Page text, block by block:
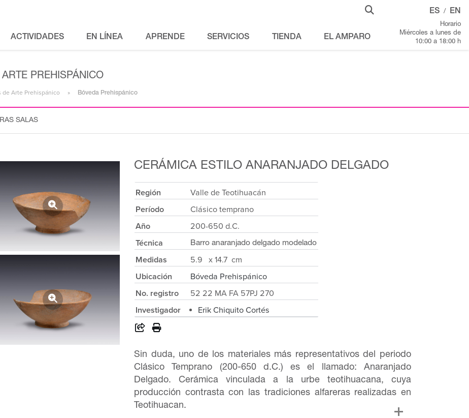
ACTIVIDADES EN LÍNEA APRENDE SERVICIOS TIENDA EL AMPARO
ES / EN
Horario
Miércoles a lunes de
10:00 a 18:00 h
PREHISPÁNICO
de Arte Prehispánico Bóveda Prehispánico
SALAS
CERÁMICA ESTILO ANARANJADO DELGADO
Región
Valle de Teotihuacán
Período
Clásico temprano
Año
200-650 d.C.
Técnica
Barro anaranjado delgado modelado
Medidas
5.9 x 14.7 cm
Ubicación
Bóveda Prehispánico
No. registro
52 22 MA FA 57PJ 270
Investigador
Erik Chiquito Cortés
Sin duda, uno de los materiales más representativos del periodo
Clásico Temprano (200-650 d.C.) es el llamado: Anaranjado
Delgado. Cerámica vinculada a la urbe teotihuacana, cuya
producción contrasta con las tradiciones alfareras realizadas en
Teotihuacan.